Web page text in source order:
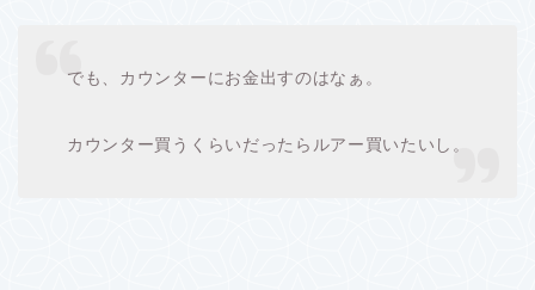
でも、カウンターにお金出すのはなぁ。
カウンター買うくらいだったらルアー買いたいし。